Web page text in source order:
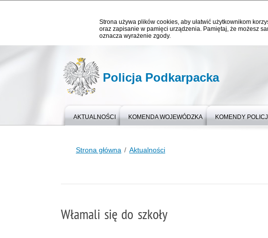
Strona używa plików cookies, aby ułatwić użytkownikom
oraz zapisanie w pamięci urządzenia. Pamiętaj, że możesz
oznacza wyrażenie zgody.
Policja Podkarpacka
AKTUALNOŚCI KOMENDA WOJEWÓDZKA KOMENDY POLICJI
Strona główna Aktualności
Włamali się do szkoły